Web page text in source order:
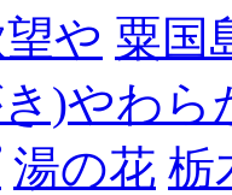
や 粟国
)やわ
湯の花 栃